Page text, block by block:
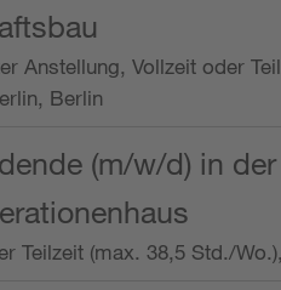
Anstellung, Vollzeit oder
Berlin
(m/w/d) in
Teilzeit (max. 38,5 Std./